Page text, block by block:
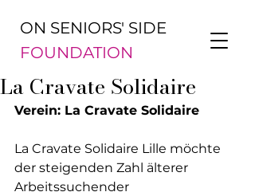
ON SENIORS' SIDE
FOUNDATION
La Cravate Solidaire
Verein: La Cravate Solidaire
La Cravate Solidaire Lille möchte
der steigenden Zahl älterer
Arbeitssuchender